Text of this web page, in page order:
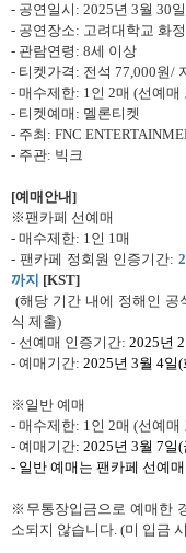
- 공연일시 : 2025년 3월 30일
- 공연장소: 고려대학교 화
- 관람연령 : 8세 이상
- 티켓가격 : 전석 77,000원/
- 매수제한: 1인 2매 (선예매
- 티켓예매 : 멜론티켓
- 주최 : FNC
- 주관: 빅크
[예매안내]
※팬카페 선예매
- 매수제한: 1인 1매
- 팬카페 정회원 인증기간:
까지 [KST]
(해당 기간 내에 정해인 공
식 제출)
- 선예매 인증기간: 2025년 2
- 예매기간: 2025년 3월 4일(
※일반 예매
- 매수제한: 1인 2매 (선예매
- 예매기간: 2025년 3월 7일(
- 일반 예매는 팬카페 선예
※무통장입금으로 예매한
소되지 않습니다. (미 입금